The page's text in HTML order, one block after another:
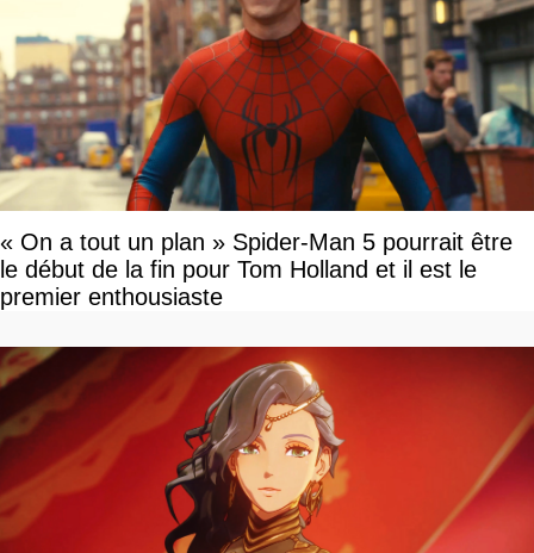
« On a tout un plan » Spider-Man 5 pourrait être
le début de la fin pour Tom Holland et il est le
premier enthousiaste